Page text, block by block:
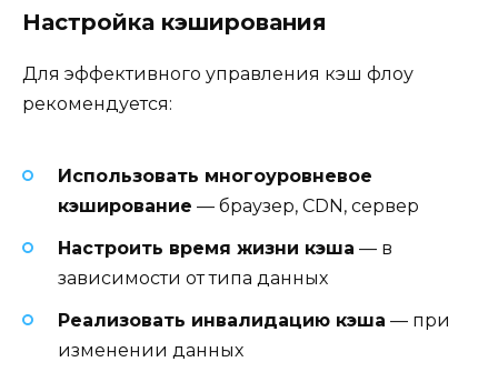
Настройка кэширования
Для эффективного управления кэш флоу
рекомендуется:
Использовать многоуровневое
кэширование — браузер, CDN, сервер
Настроить время жизни кэша — в
зависимости от типа данных
Реализовать инвалидацию кэша — при
изменении данных